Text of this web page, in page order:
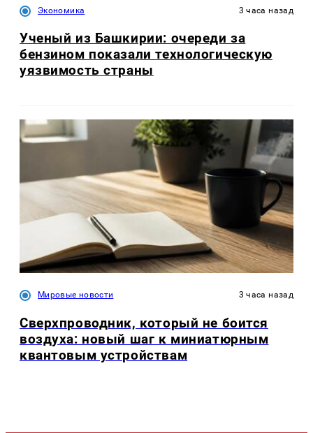
Экономика 3 часа назад
Ученый из Башкирии: очереди за
бензином показали технологическую
уязвимость страны
Мировые новости 3 часа назад
Сверхпроводник, который не боится
воздуха: новый шаг к миниатюрным
квантовым устройствам